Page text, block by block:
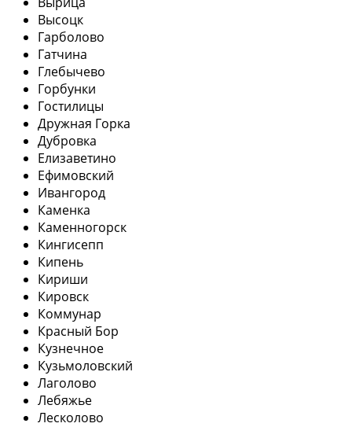
Высоцк
Гарболово
Гатчина
Глебычево
Горбунки
Гостилицы
Дружная Горка
Дубровка
Елизаветино
Ефимовский
Ивангород
Каменка
Каменногорск
Кингисепп
Кипень
Кириши
Кировск
Коммунар
Красный Бор
Кузнечное
Кузьмоловский
Лаголово
Лебяжье
Лесколово